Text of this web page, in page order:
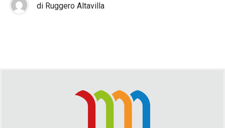
di Ruggero Altavilla